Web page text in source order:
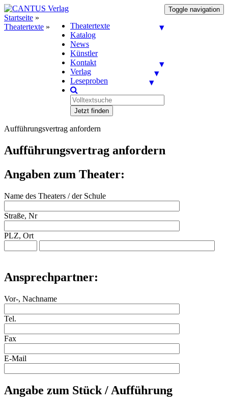
Toggle navigation
Theatertexte
Katalog
News
Künstler
Kontakt
Verlag
Leseproben
Jetzt finden
Startseite »
Theatertexte »
Aufführungsvertrag anfordern
Aufführungsvertrag anfordern
Angaben zum Theater:
Name des Theaters / der Schule
Straße, Nr
PLZ, Ort
Ansprechpartner:
Vor-, Nachname
Tel.
Fax
E-Mail
Angabe zum Stück / Aufführung